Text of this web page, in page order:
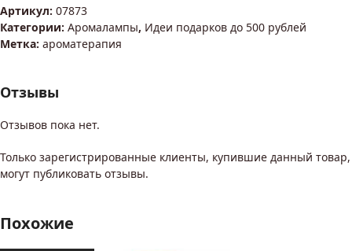
Артикул: 07873
Категории: Аромалампы, Идеи подарков до 500 рублей
Метка: ароматерапия
Отзывы
Отзывов пока нет.
Только зарегистрированные клиенты, купившие данный товар,
могут публиковать отзывы.
Похожие